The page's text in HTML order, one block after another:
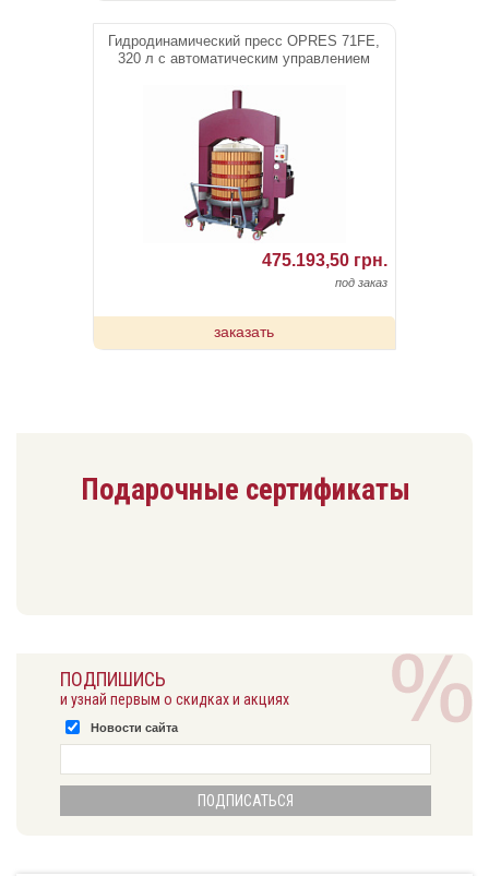
Гидродинамический пресс OPRES 71FE,
320 л c автоматическим управлением
475.193,50 грн.
под заказ
заказать
Подарочные сертификаты
ПОДПИШИСЬ
и узнай первым о скидках и акциях
Новости сайта